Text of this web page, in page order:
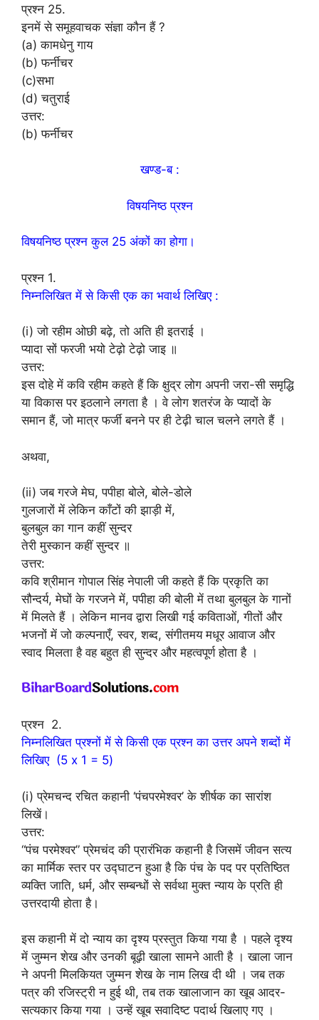
प्रश्न 25.
इनमें से समूहवाचक संज्ञा कौन हैं ?
(a) कामधेनु गाय
(b) फर्नीचर
(c)सभा
(d) चतुराई
उत्तर:
(b) फर्नीचर
खण्ड-ब :
विषयनिष्ठ प्रश्न
विषयनिष्ठ प्रश्न कुल 25 अंकों का होगा।
प्रश्न 1.
निम्नलिखित में से किसी एक का भवार्थ लिखिए :
(i) जो रहीम ओछी बढ़े, तो अति ही इतराई ।
प्यादा सों फरजी भयो टेढ़ो टेढ़ो जाइ ॥
उत्तर:
इस दोहे में कवि रहीम कहते हैं कि क्षुद्र लोग अपनी जरा-सी समृद्धि
या विकास पर इठलाने लगता है । वे लोग शतरंज के प्यादों के
समान हैं, जो मात्र फर्जी बनने पर ही टेढ़ी चाल चलने लगते हैं ।
अथवा,
(ii) जब गरजे मेघ, पपीहा बोले, बोले-डोले
गुलजारों में लेकिन काँटों की झाड़ी में,
बुलबुल का गान कहीं सुन्दर
तेरी मुस्कान कहीं सुन्दर ॥
उत्तर:
कवि श्रीमान गोपाल सिंह नेपाली जी कहते हैं कि प्रकृति का
सौन्दर्य, मेघों के गरजने में, पपीहा की बोली में तथा बुलबुल के गानों
में मिलते हैं । लेकिन मानव द्वारा लिखी गई कविताओं, गीतों और
भजनों में जो कल्पनाएँ, स्वर, शब्द, संगीतमय मधूर आवाज और
स्वाद मिलता है वह बहुत ही सुन्दर और महत्वपूर्ण होता है ।
प्रश्न 2.
निम्नलिखित प्रश्नों में से किसी एक प्रश्न का उत्तर अपने शब्दों में
लिखिए (5 x 1 = 5)
(i) प्रेमचन्द रचित कहानी ‘पंचपरमेश्वर’ के शीर्षक का सारांश
लिखें।
उत्तर:
“पंच परमेश्वर” प्रेमचंद की प्रारंभिक कहानी है जिसमें जीवन सत्य
का मार्मिक स्तर पर उद्घाटन हुआ है कि पंच के पद पर प्रतिष्ठित
व्यक्ति जाति, धर्म, और सम्बन्धों से सर्वथा मुक्त न्याय के प्रति ही
उत्तरदायी होता है।
इस कहानी में दो न्याय का दृश्य प्रस्तुत किया गया है । पहले दृश्य
में जुम्मन शेख और उनकी बूढ़ी खाला सामने आती है । खाला जान
ने अपनी मिलकियत जुम्मन शेख के नाम लिख दी थी । जब तक
पत्र की रजिस्ट्री न हुई थी, तब तक खालाजान का खूब आदर-
सत्यकार किया गया । उन्हें खूब सवादिष्ट पदार्थ खिलाए गए ।